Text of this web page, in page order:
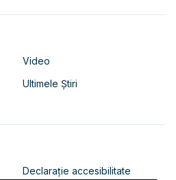
Video
Ultimele Știri
Declarație accesibilitate